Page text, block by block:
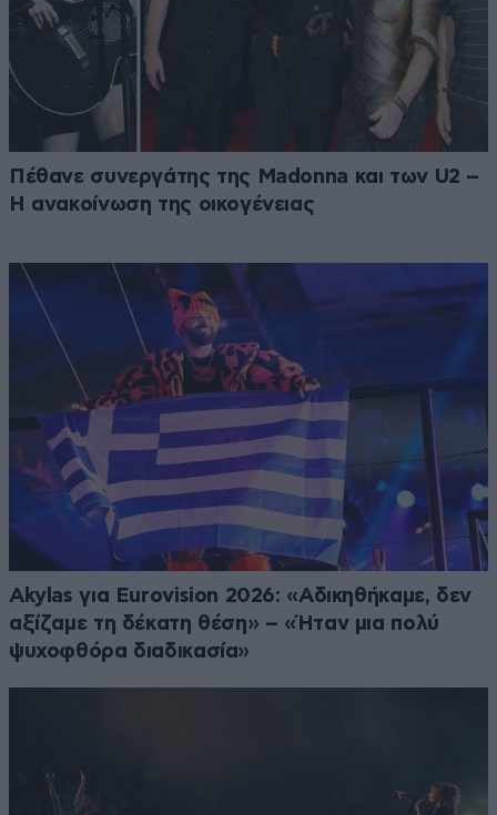
Πέθανε συνεργάτης της Madonna και των U2 –
Η ανακοίνωση της οικογένειας
Akylas για Eurovision 2026: «Aδικηθήκαμε, δεν
αξίζαμε τη δέκατη θέση» – «Ήταν μια πολύ
ψυχοφθόρα διαδικασία»